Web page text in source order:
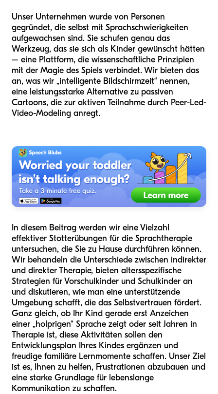
Unser Unternehmen wurde von Personen
gegründet, die selbst mit Sprachschwierigkeiten
aufgewachsen sind. Sie schufen genau das
Werkzeug, das sie sich als Kinder gewünscht hätten
– eine Plattform, die wissenschaftliche Prinzipien
mit der Magie des Spiels verbindet. Wir bieten das
an, was wir „intelligente Bildschirmzeit“ nennen,
eine leistungsstarke Alternative zu passiven
Cartoons, die zur aktiven Teilnahme durch Peer-Led-
Video-Modeling anregt.
In diesem Beitrag werden wir eine Vielzahl
effektiver Stotterübungen für die Sprachtherapie
untersuchen, die Sie zu Hause durchführen können.
Wir behandeln die Unterschiede zwischen indirekter
und direkter Therapie, bieten altersspezifische
Strategien für Vorschulkinder und Schulkinder an
und diskutieren, wie man eine unterstützende
Umgebung schafft, die das Selbstvertrauen fördert.
Ganz gleich, ob Ihr Kind gerade erst Anzeichen
einer „holprigen“ Sprache zeigt oder seit Jahren in
Therapie ist, diese Aktivitäten sollen den
Entwicklungsplan Ihres Kindes ergänzen und
freudige familiäre Lernmomente schaffen. Unser Ziel
ist es, Ihnen zu helfen, Frustrationen abzubauen und
eine starke Grundlage für lebenslange
Kommunikation zu schaffen.